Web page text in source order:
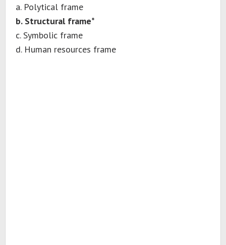
a. Polytical frame
b. Structural frame*
c. Symbolic frame
d. Human resources frame